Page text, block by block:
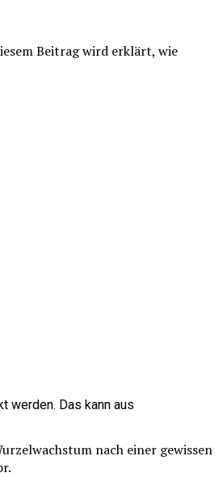
Beitrag wird erklärt, wie
werden. Das kann aus
nach einer gewissen